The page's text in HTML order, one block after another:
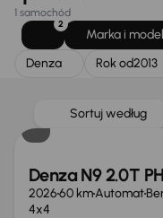
1 samochód
2
Marka i model
Denza
Rok od2013
Sortuj według
Możliwość
Denza N9 2.0T
202660 kmAutomat
4x4